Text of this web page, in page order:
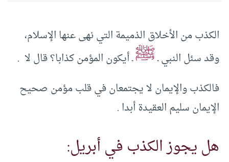
الكذب من الأخلاق الذميمة التي نهى عنها الإسلام،
وقد سئل النبي ـﷺـ أيكون المؤمن كذابا؟ قال لا .
فالكذب والإيمان لا يجتمعان في قلب مؤمن صحيح
الإيمان سليم العقيدة أبدا .
هل يجوز الكذب في أبريل: